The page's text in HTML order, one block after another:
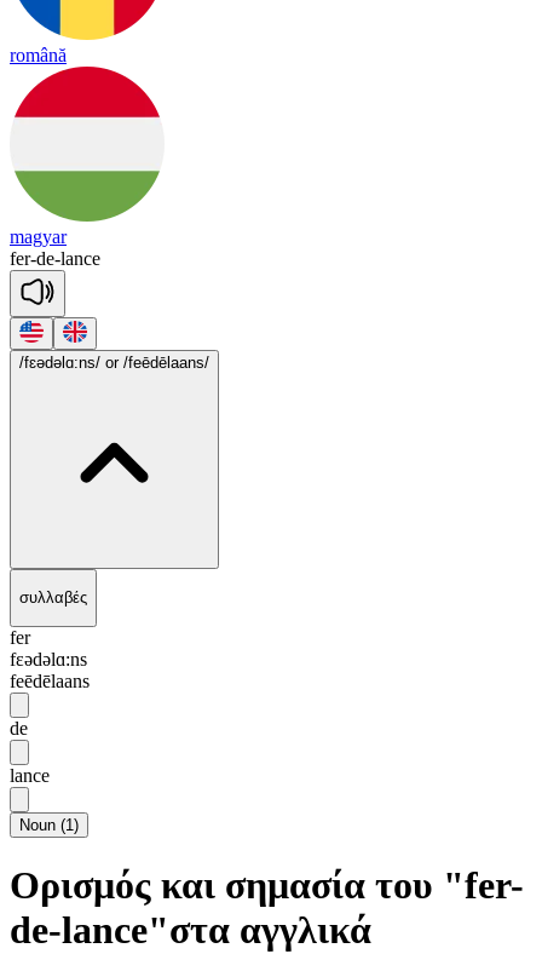
română
magyar
fer-de-lance
/fɛədəlɑ:ns/ or /feēdēlaans/
συλλαβές
fer
fɛədəlɑ:ns
feēdēlaans
de
lance
Noun (1)
Ορισμός και σημασία του "fer-
de-lance"στα αγγλικά